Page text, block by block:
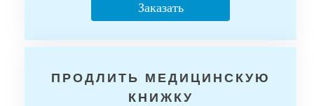
Заказать
ПРОДЛИТЬ МЕДИЦИНСКУЮ
КНИЖКУ